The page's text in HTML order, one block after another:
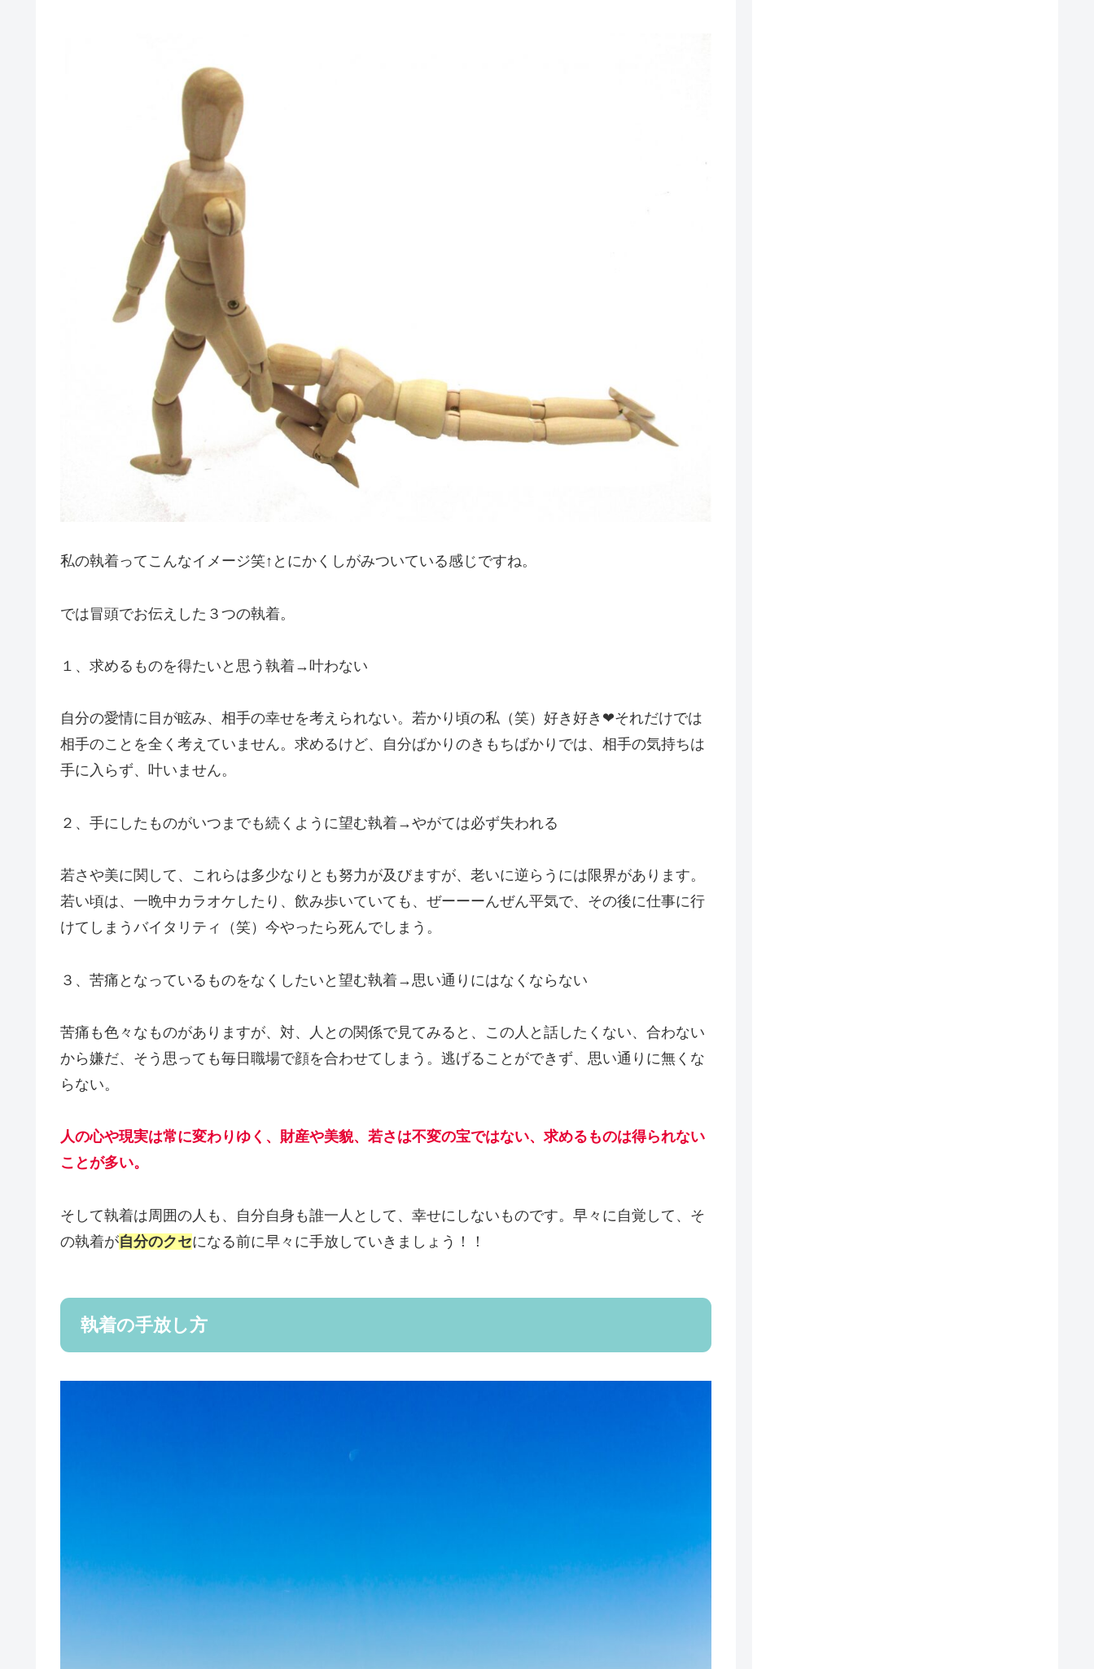
私の執着ってこんなイメージ笑↑とにかくしがみついている感じですね。
では冒頭でお伝えした３つの執着。
１、求めるものを得たいと思う執着→叶わない
自分の愛情に目が眩み、相手の幸せを考えられない。若かり頃の私（笑）好き好き❤︎それだけでは
相手のことを全く考えていません。求めるけど、自分ばかりのきもちばかりでは、相手の気持ちは
手に入らず、叶いません。
２、手にしたものがいつまでも続くように望む執着→やがては必ず失われる
若さや美に関して、これらは多少なりとも努力が及びますが、老いに逆らうには限界があります。
若い頃は、一晩中カラオケしたり、飲み歩いていても、ぜーーーんぜん平気で、その後に仕事に行
けてしまうバイタリティ（笑）今やったら死んでしまう。
３、苦痛となっているものをなくしたいと望む執着→思い通りにはなくならない
苦痛も色々なものがありますが、対、人との関係で見てみると、この人と話したくない、合わない
から嫌だ、そう思っても毎日職場で顔を合わせてしまう。逃げることができず、思い通りに無くな
らない。
人の心や現実は常に変わりゆく、財産や美貌、若さは不変の宝ではない、求めるものは得られない
ことが多い。
そして執着は周囲の人も、自分自身も誰一人として、幸せにしないものです。早々に自覚して、そ
の執着が自分のクセになる前に早々に手放していきましょう！！
執着の手放し方